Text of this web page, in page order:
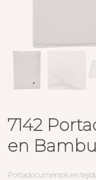
7142
en
Portadocumentos en